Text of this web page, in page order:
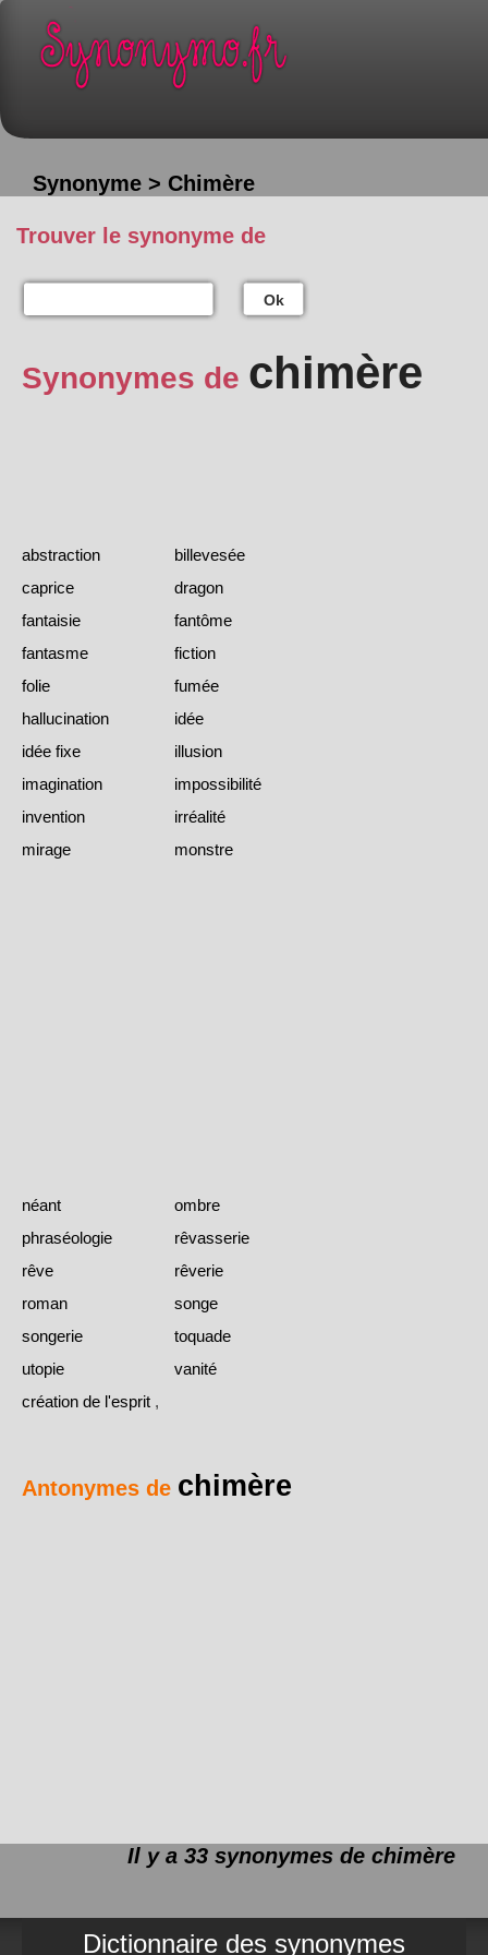
Synonyme > Chimère
Trouver le synonyme de
Ok
Synonymes de chimère
abstraction
billevesée
caprice
dragon
fantaisie
fantôme
fantasme
fiction
folie
fumée
hallucination
idée
idée fixe
illusion
imagination
impossibilité
invention
irréalité
mirage
monstre
néant
ombre
phraséologie
rêvasserie
rêve
rêverie
roman
songe
songerie
toquade
utopie
vanité
création de l'esprit ,
Antonymes de chimère
Il y a 33 synonymes de chimère
Dictionnaire des synonymes